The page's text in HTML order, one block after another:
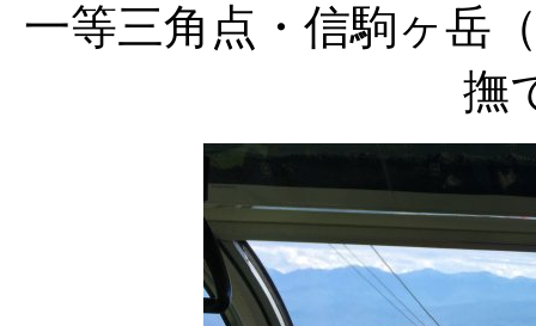
一等三角点・信駒ヶ岳
撫